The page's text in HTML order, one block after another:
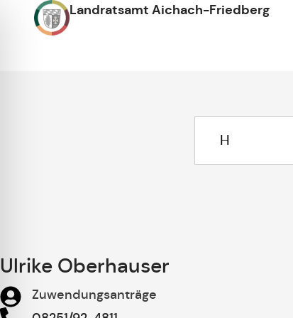
Landratsamt Aichach-Friedberg
Ulrike Oberhauser
Zuwendungsanträge